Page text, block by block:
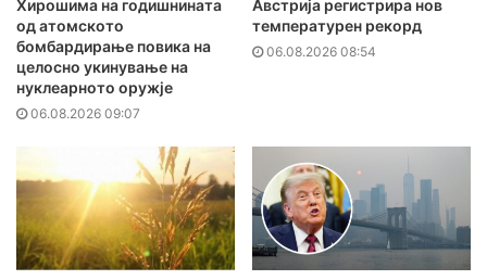
Хирошима на годишнината
од атомското
бомбардирање повика на
целосно укинување на
нуклеарното оружје
06.08.2026 09:07
Австрија регистрира нов
температурен рекорд
06.08.2026 08:54